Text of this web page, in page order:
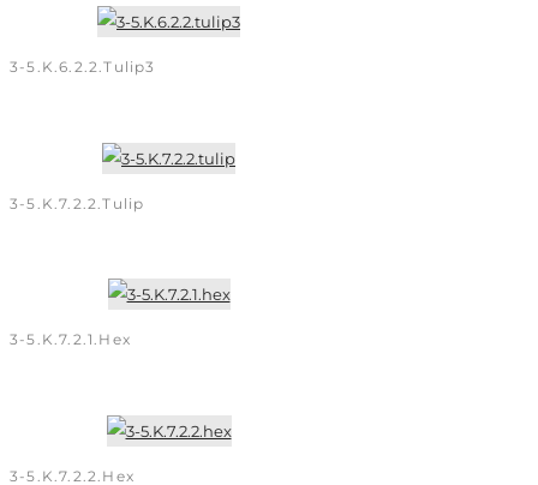
3-5.K.6.2.2.tulip3
3-5.K.7.2.2.tulip
3-5.K.7.2.1.hex
3-5.K.7.2.2.hex